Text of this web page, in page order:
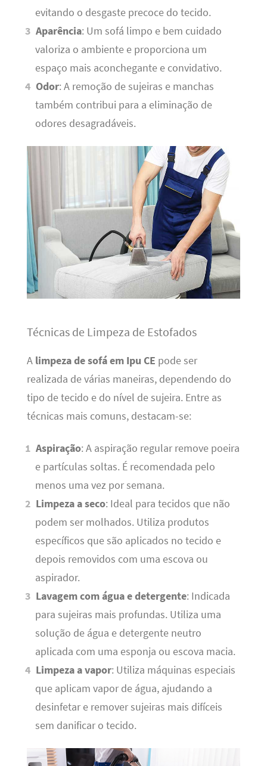
evitando o desgaste precoce do tecido.
Aparência: Um sofá limpo e bem cuidado
valoriza o ambiente e proporciona um
espaço mais aconchegante e convidativo.
Odor: A remoção de sujeiras e manchas
também contribui para a eliminação de
odores desagradáveis.
Técnicas de Limpeza de Estofados
A limpeza de sofá em Ipu CE pode ser
realizada de várias maneiras, dependendo do
tipo de tecido e do nível de sujeira. Entre as
técnicas mais comuns, destacam-se:
Aspiração: A aspiração regular remove poeira
e partículas soltas. É recomendada pelo
menos uma vez por semana.
Limpeza a seco: Ideal para tecidos que não
podem ser molhados. Utiliza produtos
específicos que são aplicados no tecido e
depois removidos com uma escova ou
aspirador.
Lavagem com água e detergente: Indicada
para sujeiras mais profundas. Utiliza uma
solução de água e detergente neutro
aplicada com uma esponja ou escova macia.
Limpeza a vapor: Utiliza máquinas especiais
que aplicam vapor de água, ajudando a
desinfetar e remover sujeiras mais difíceis
sem danificar o tecido.